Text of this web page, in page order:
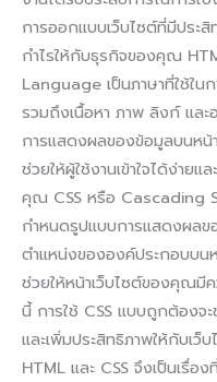
การออกแบบเว็บไซต์ที่มีประ
กำไรให้กับธุรกิจของคุณ
Language เป็นภาษาที่ใช้ใน
รวมถึงเนื้อหา ภาพ ลิงก์ แล
การแสดงผลของข้อมูลบนหน้า
ช่วยให้ผู้ใช้งานเข้าใจได้ง่ายแ
คุณ CSS หรือ Cascading
กำหนดรูปแบบการแสดงผลข
ตำแหน่งขององค์ประกอบบนห
ช่วยให้หน้าเว็บไซต์ของคุณมี
นี้ การใช้ CSS แบบถูกต้องจะ
และเพิ่มประสิทธิภาพให้กับเ
HTML และ CSS จึงเป็นเรื่